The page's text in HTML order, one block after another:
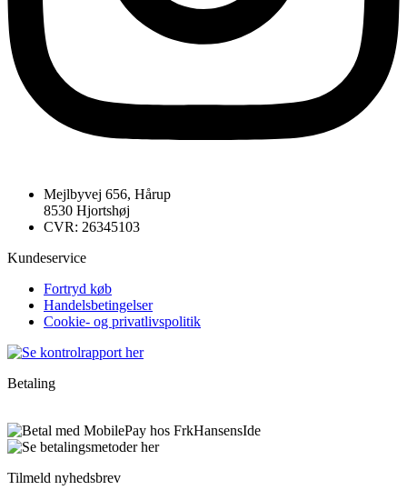
Mejlbyvej 656, Hårup
8530 Hjortshøj
CVR: 26345103
Kundeservice
Fortryd køb
Handelsbetingelser
Cookie- og privatlivspolitik
Betaling
Tilmeld nyhedsbrev